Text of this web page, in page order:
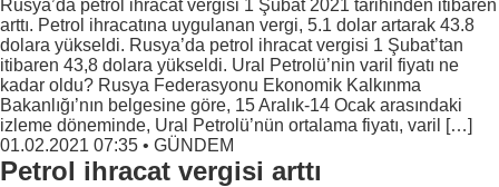
Rusya’da petrol ihracat vergisi 1 Şubat 2021 tarihinden itibaren
arttı. Petrol ihracatına uygulanan vergi, 5.1 dolar artarak 43.8
dolara yükseldi. Rusya’da petrol ihracat vergisi 1 Şubat’tan
itibaren 43,8 dolara yükseldi. Ural Petrolü’nin varil fiyatı ne
kadar oldu? Rusya Federasyonu Ekonomik Kalkınma
Bakanlığı’nın belgesine göre, 15 Aralık-14 Ocak arasındaki
izleme döneminde, Ural Petrolü’nün ortalama fiyatı, varil […]
01.02.2021 07:35 • GÜNDEM
Petrol ihracat vergisi arttı